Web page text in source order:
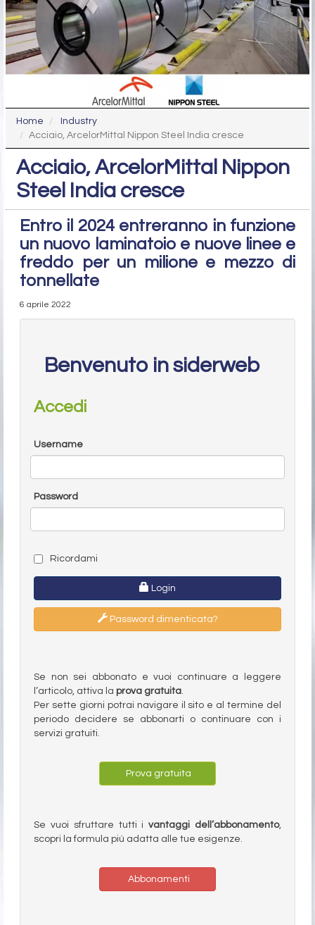
Home
Industry
Acciaio, ArcelorMittal Nippon Steel India cresce
Acciaio, ArcelorMittal Nippon
Steel India cresce
Entro il 2024 entreranno in funzione
un nuovo laminatoio e nuove linee e
freddo per un milione e mezzo di
tonnellate
6 aprile 2022
Benvenuto in siderweb
Accedi
Username
Password
Ricordami
Login
Password dimenticata?
Se non sei abbonato e vuoi continuare a leggere
l’articolo, attiva la prova gratuita.
Per sette giorni potrai navigare il sito e al termine del
periodo decidere se abbonarti o continuare con i
servizi gratuiti.
Prova gratuita
Se vuoi sfruttare tutti ivantaggi dell’abbonamento,
scopri la formula più adatta alle tue esigenze.
Abbonamenti